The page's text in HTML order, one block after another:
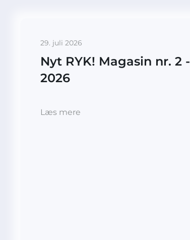
29. juli 2026
Nyt RYK! Magasin nr. 2 -
2026
Læs mere